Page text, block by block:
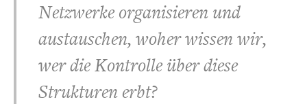
Netzwerke organisieren und
austauschen, woher wissen wir,
wer die Kontrolle über diese
Strukturen erbt?